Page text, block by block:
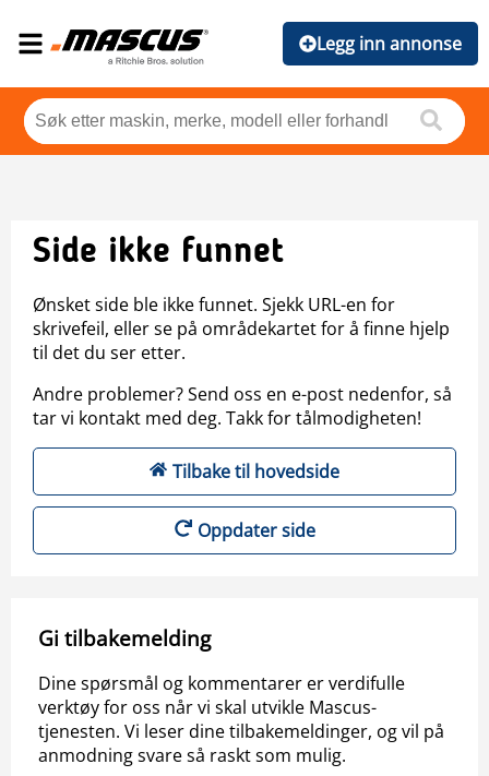
Legg inn annonse
Side ikke funnet
Ønsket side ble ikke funnet. Sjekk URL-en for
skrivefeil, eller se på områdekartet for å finne hjelp
til det du ser etter.
Andre problemer? Send oss en e-post nedenfor, så
tar vi kontakt med deg. Takk for tålmodigheten!
Tilbake til hovedside
Oppdater side
Gi tilbakemelding
Dine spørsmål og kommentarer er verdifulle
verktøy for oss når vi skal utvikle Mascus-
tjenesten. Vi leser dine tilbakemeldinger, og vil på
anmodning svare så raskt som mulig.